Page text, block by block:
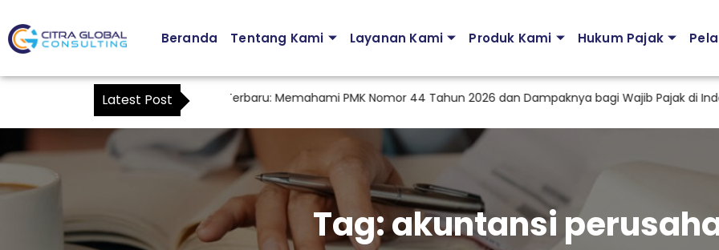
Beranda Tentang Kami Layanan Kami Produk Kami Hukum Pajak
Latest Post
Peraturan Kuasa Wajib Pajak Terbaru: Memahami PMK Nomor 44 Tahun 2026 dan Dampaknya bagi Wajib Pajak di
Tag:akuntansi